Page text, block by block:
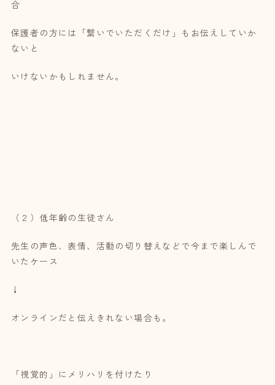
合
保護者の方には「繋いでいただくだけ」もお伝えしていか
ないと
いけないかもしれません。
（２）低年齢の生徒さん
先生の声色、表情、活動の切り替えなどで今まで楽しんで
いたケース
↓
オンラインだと伝えきれない場合も。
「視覚的」にメリハリを付けたり